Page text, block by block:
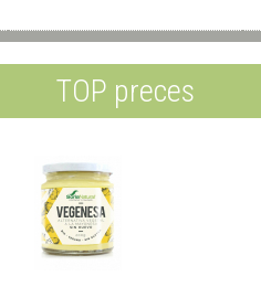
TOP preces